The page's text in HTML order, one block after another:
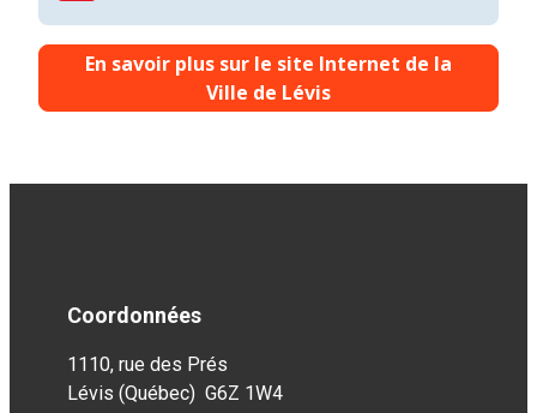
En savoir plus sur le site Internet de la
Ville de Lévis
Coordonnées
1110, rue des Prés
Lévis (Québec) G6Z 1W4